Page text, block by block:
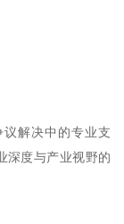
解决中的专业支
深度与产业视野的